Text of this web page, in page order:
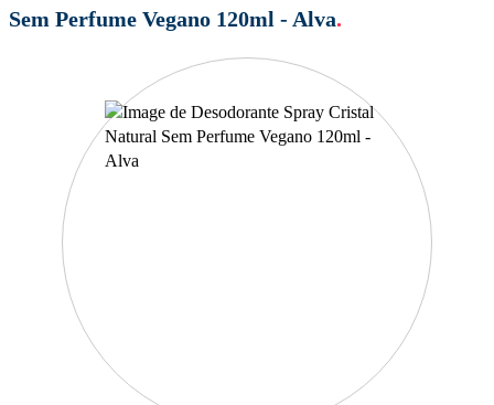
Sem Perfume Vegano 120ml - Alva.